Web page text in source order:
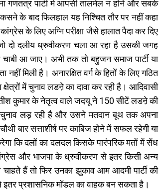
गणतंत्र पार्टी में आपसी तालमेल न होने और सबके
के बाद फिलहाल यह निश्चित तौर पर नहीं कहा
के लिए अग्नि परीक्षा जैसे हालात पैदा कर दिए
दो दलीय ध्रुवीकरण चला आ रहा है उसकी जगह
आ जाए। अभी तक तो बहुजन समाज पार्टी या
मिली है। अनारक्षित वर्ग के हितों के लिए गठित
में चुनाव लडऩे का दावा कर रही है। आदिवासी
कुमार के नेतृत्व वाले जदयू ने 150 सीटें लडऩे की
से चुनाव लड़ रही है और उसने मतदान बूथ तक अपना
बार सत्ताशीर्ष पर काबिज होने में सफल रहेगी या
कि दलों का दलदल किसके पारंपरिक मतों में सेंध
और भाजपा के ध्रुवीकरण से इतर किसी अन्य
हैं तो फिर उनका झुकाव आम आदमी पार्टी की
इतर प्रशासनिक मॉडल का वाहक बन सकता है।